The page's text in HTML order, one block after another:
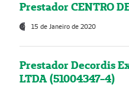
Prestador CENTRO
15 de Janeiro de 2020
Prestador Decordis
LTDA (51004347-4)